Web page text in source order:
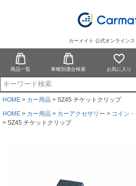
カーメイト 公式オンラインス
商品一覧 車種別適合検索 お気に入り
HOME カー用品
SZ45 チケットクリップ
HOME
カー用品 カーアクセサリー
コイン
SZ45 チケットクリップ